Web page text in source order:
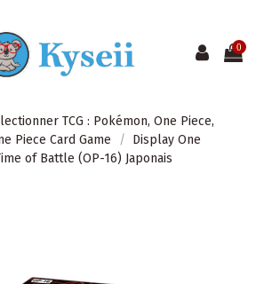
0
TCG : Pokémon, One Piece,
Piece Card Game
Display One
of Battle (OP-16) Japonais